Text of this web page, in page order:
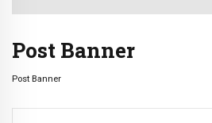
Post Banner
Post Banner